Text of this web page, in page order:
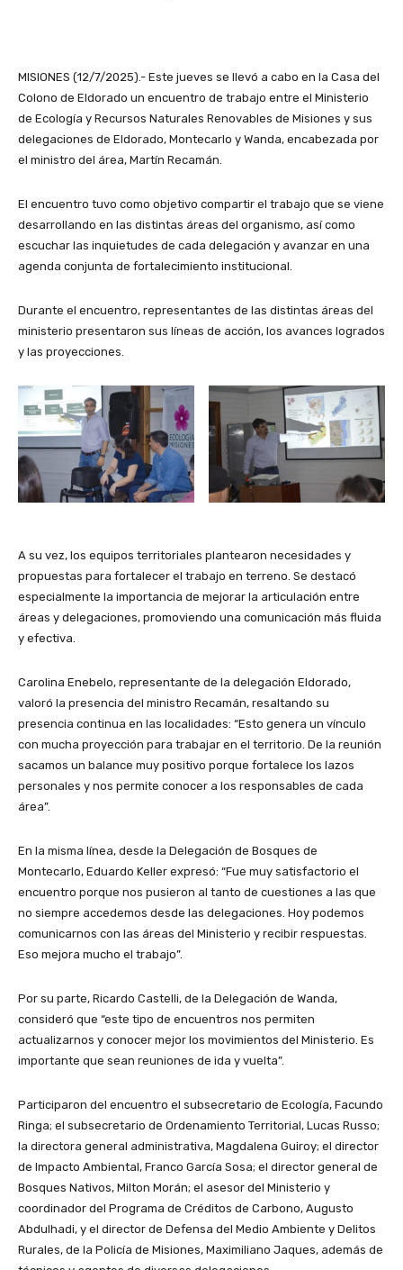
MISIONES (12/7/2025).- Este jueves se llevó a cabo en la Casa del
Colono de Eldorado un encuentro de trabajo entre el Ministerio
de Ecología y Recursos Naturales Renovables de Misiones y sus
delegaciones de Eldorado, Montecarlo y Wanda, encabezada por
el ministro del área, Martín Recamán.
El encuentro tuvo como objetivo compartir el trabajo que se viene
desarrollando en las distintas áreas del organismo, así como
escuchar las inquietudes de cada delegación y avanzar en una
agenda conjunta de fortalecimiento institucional.
Durante el encuentro, representantes de las distintas áreas del
ministerio presentaron sus líneas de acción, los avances logrados
y las proyecciones.
A su vez, los equipos territoriales plantearon necesidades y
propuestas para fortalecer el trabajo en terreno. Se destacó
especialmente la importancia de mejorar la articulación entre
áreas y delegaciones, promoviendo una comunicación más fluida
y efectiva.
Carolina Enebelo, representante de la delegación Eldorado,
valoró la presencia del ministro Recamán, resaltando su
presencia continua en las localidades: “Esto genera un vínculo
con mucha proyección para trabajar en el territorio. De la reunión
sacamos un balance muy positivo porque fortalece los lazos
personales y nos permite conocer a los responsables de cada
área”.
En la misma línea, desde la Delegación de Bosques de
Montecarlo, Eduardo Keller expresó: “Fue muy satisfactorio el
encuentro porque nos pusieron al tanto de cuestiones a las que
no siempre accedemos desde las delegaciones. Hoy podemos
comunicarnos con las áreas del Ministerio y recibir respuestas.
Eso mejora mucho el trabajo”.
Por su parte, Ricardo Castelli, de la Delegación de Wanda,
consideró que “este tipo de encuentros nos permiten
actualizarnos y conocer mejor los movimientos del Ministerio. Es
importante que sean reuniones de ida y vuelta”.
Participaron del encuentro el subsecretario de Ecología, Facundo
Ringa; el subsecretario de Ordenamiento Territorial, Lucas Russo;
la directora general administrativa, Magdalena Guiroy; el director
de Impacto Ambiental, Franco García Sosa; el director general de
Bosques Nativos, Milton Morán; el asesor del Ministerio y
coordinador del Programa de Créditos de Carbono, Augusto
Abdulhadi, y el director de Defensa del Medio Ambiente y Delitos
Rurales, de la Policía de Misiones, Maximiliano Jaques, además de